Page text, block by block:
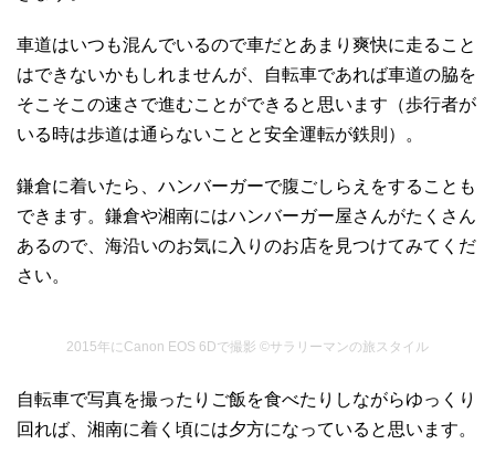
車道はいつも混んでいるので車だとあまり爽快に走ること
はできないかもしれませんが、自転車であれば車道の脇を
そこそこの速さで進むことができると思います（歩行者が
いる時は歩道は通らないことと安全運転が鉄則）。
鎌倉に着いたら、ハンバーガーで腹ごしらえをすることも
できます。鎌倉や湘南にはハンバーガー屋さんがたくさん
あるので、海沿いのお気に入りのお店を見つけてみてくだ
さい。
2015年にCanon EOS 6Dで撮影 ©サラリーマンの旅スタイル
自転車で写真を撮ったりご飯を食べたりしながらゆっくり
回れば、湘南に着く頃には夕方になっていると思います。